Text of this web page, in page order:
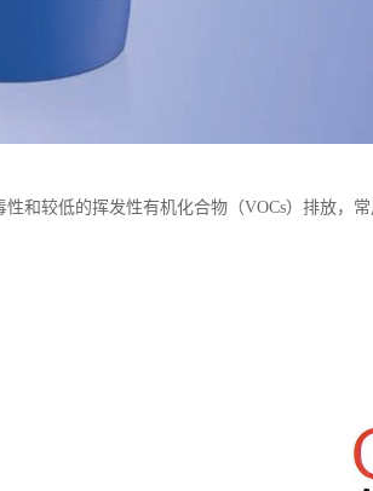
和较低的挥发性有机化合物（VOCs）排放，